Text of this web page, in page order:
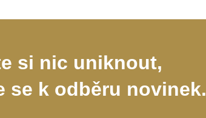
si nic uniknout,
se k odběru novinek.